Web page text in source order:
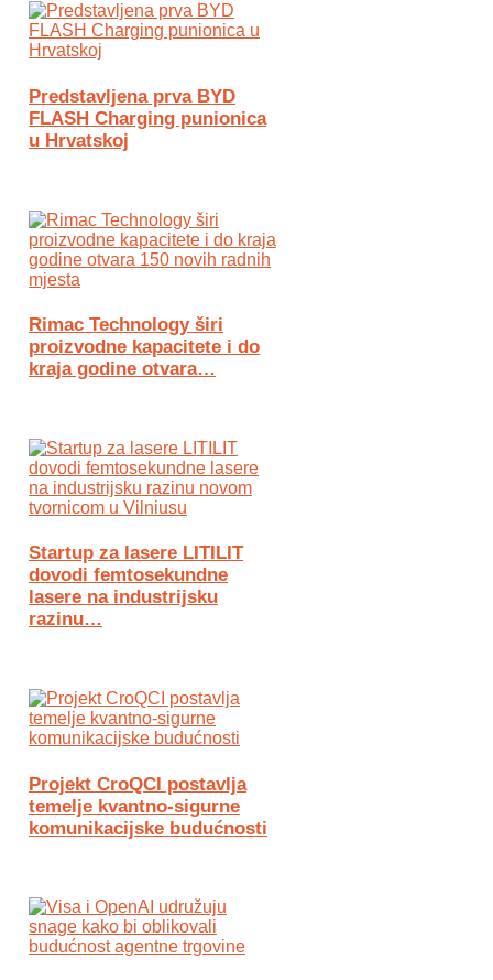
Predstavljena prva BYD
FLASH Charging punionica
u Hrvatskoj
Rimac Technology širi
proizvodne kapacitete i do
kraja godine otvara…
Startup za lasere LITILIT
dovodi femtosekundne
lasere na industrijsku
razinu…
Projekt CroQCI postavlja
temelje kvantno-sigurne
komunikacijske budućnosti